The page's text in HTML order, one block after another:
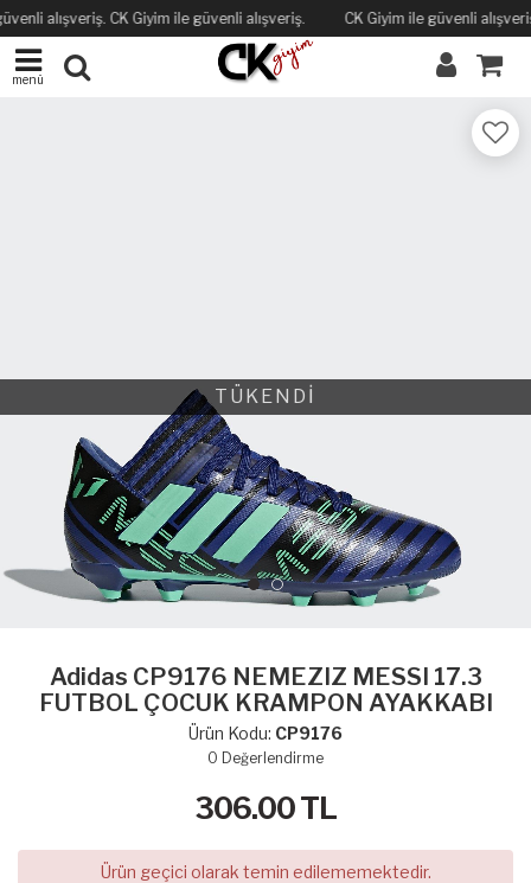
alışveriş. CK Giyim ile güvenli alışveriş. CK Giyim ile güvenli
menü
TÜKENDİ
Adidas CP9176 NEMEZIZ MESSI 17.3
FUTBOL ÇOCUK KRAMPON AYAKKABI
Ürün Kodu: CP9176
0 Değerlendirme
306.00TL
Ürün geçici olarak temin edilememektedir.